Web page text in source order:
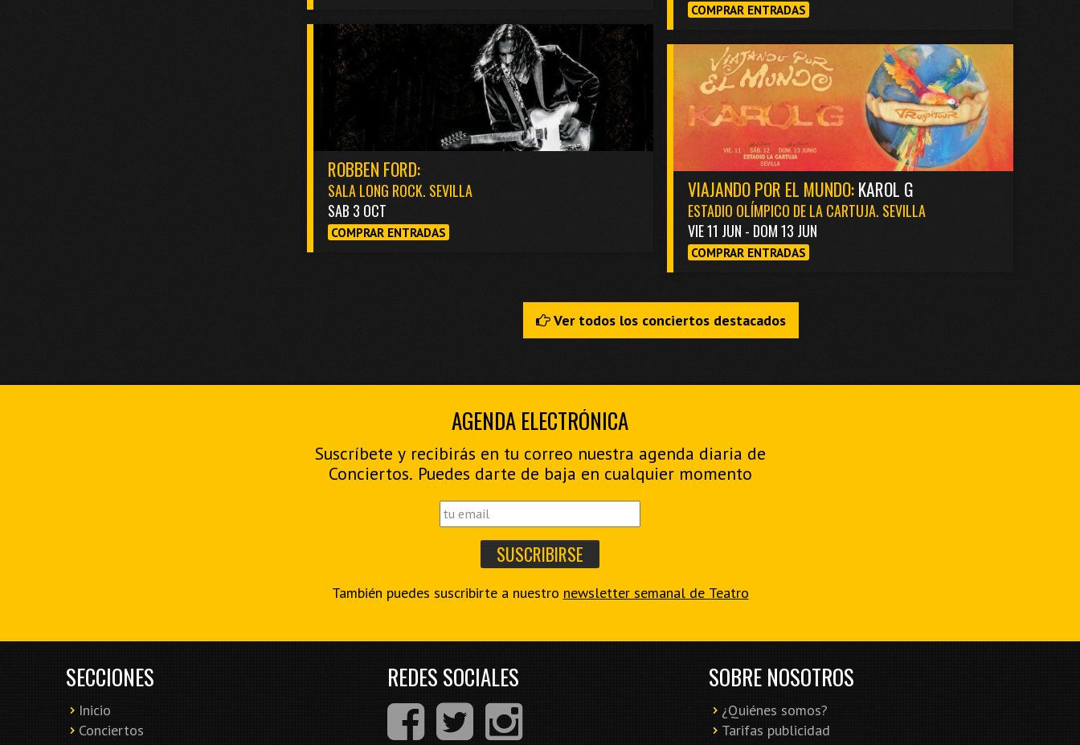
COMPRAR ENTRADAS
ROBBEN FORD:
SALA LONG ROCK. SEVILLA
SAB 3 OCT
COMPRAR ENTRADAS
VIAJANDO POR EL MUNDO:KAROL G
ESTADIO OLÍMPICO DE LA CARTUJA. SEVILLA
VIE 11 JUN - DOM 13 JUN
COMPRAR ENTRADAS
Ver todos los conciertos destacados
AGENDA ELECTRÓNICA
Suscríbete y recibirás en tu correo nuestra agenda diaria de
Conciertos. Puedes darte de baja en cualquier momento
También puedes suscribirte a nuestro newsletter semanal de Teatro
SECCIONES
Inicio
Conciertos
REDES SOCIALES SOBRE NOSOTROS
¿Quiénes somos?
Tarifas publicidad